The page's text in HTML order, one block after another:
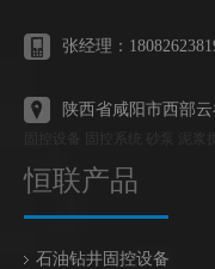
张经理：
陕西省咸阳市西部
恒联产品
石油钻井固控设备